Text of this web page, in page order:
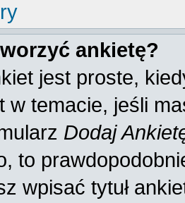
ankietę?
jest proste,
w temacie, jeśli
Dodaj
to
wpisać tytuł